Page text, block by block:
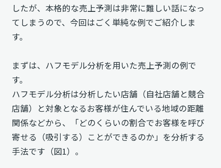
したが、本格的な売上予測は非常に難しい話になっ
てしまうので、今回はごく単純な例でご紹介しま
す。
まずは、ハフモデル分析を用いた売上予測の例で
す。
ハフモデル分析は分析したい店舗（自社店舗と競合
店舗）と対象となるお客様が住んでいる地域の距離
関係などから、「どのくらいの割合でお客様を呼び
寄せる（吸引する）ことができるのか」を分析する
手法です（図1）。